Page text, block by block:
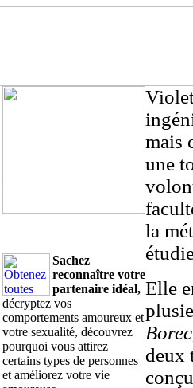
Sachez
reconnaître votre
partenaire idéal,
décryptez vos
comportements amoureux et
votre sexualité, découvrez
pourquoi vous attirez
certains types de personnes
et améliorez votre vie
mais
une
la
Elle
deux